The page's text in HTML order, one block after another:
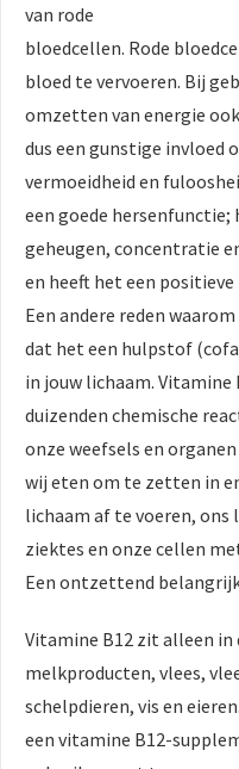
van rode
bloedcellen. Rode
bloed te vervoeren. Bij
omzetten van energie
dus een gunstige invloed
vermoeidheid en
een goede
geheugen, concentratie
en heeft het een
Een andere reden
dat het een hulpstof
in jouw lichaam.
duizenden chemische
onze weefsels en
wij eten om te zetten in
lichaam af te voeren,
ziektes en onze cellen
Een ontzettend
Vitamine B12 zit alleen
melkproducten, vlees,
schelpdieren, vis en
een vitamine B12-